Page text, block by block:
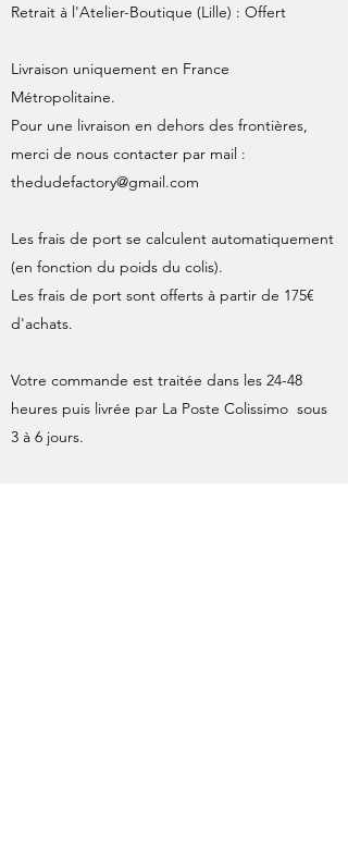
Retrait à l'Atelier-Boutique (Lille) : Offert
Livraison uniquement en France
Métropolitaine.
Pour une livraison en dehors des frontières,
merci de nous contacter par mail :
thedudefactory@gmail.com
Les frais de port se calculent automatiquement
(en fonction du poids du colis).
Les frais de port sont offerts à partir de 175€
d'achats.
Votre commande est traitée dans les 24-48
heures puis livrée par La Poste Colissimo sous
3 à 6 jours.